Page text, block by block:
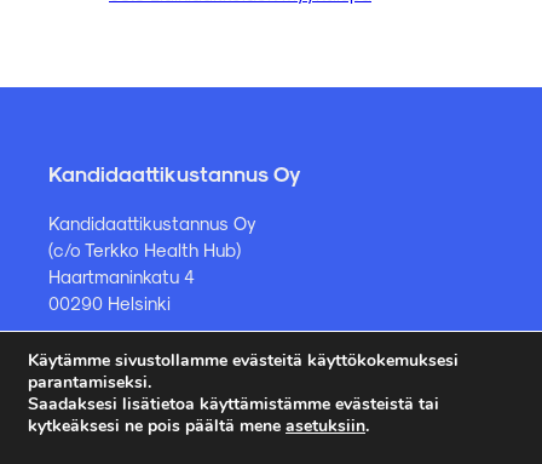
Kandidaattikustannus Oy
Kandidaattikustannus Oy
(c/o Terkko Health Hub)
Haartmaninkatu 4
00290 Helsinki
Kirjakauppa ja muut asiat
kauppa@kandidaattikustannus.fi
Käytämme sivustollamme evästeitä käyttökokemuksesi
parantamiseksi.
Saadaksesi lisätietoa käyttämistämme evästeistä tai
kytkeäksesi ne pois päältä mene asetuksiin.